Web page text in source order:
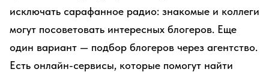
исключать сарафанное радио: знакомые и коллеги
могут посоветовать интересных блогеров. Еще
один вариант — подбор блогеров через агентство.
Есть онлайн-сервисы, которые помогут найти